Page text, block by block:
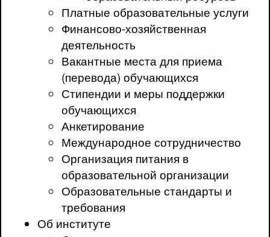
Платные образовательные услуги
Финансово-хозяйственная
деятельность
Вакантные места для приема
(перевода) обучающихся
Стипендии и меры поддержки
обучающихся
Анкетирование
Международное сотрудничество
Организация питания в
образовательной организации
Образовательные стандарты и
требования
Об институте